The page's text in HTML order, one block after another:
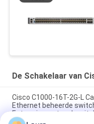
De Schakelaar van
Cisco C1000-16T-2G-L
Ethernet beheerde
Enterprise-